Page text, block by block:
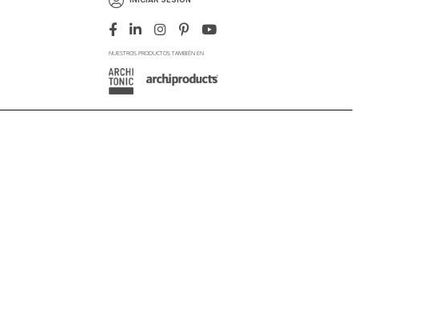
NUESTROS PRODUCTOS TAMBIÉN EN